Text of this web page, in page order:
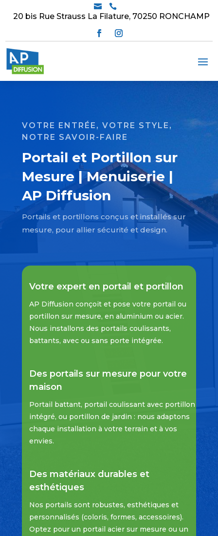
 
20 bis Rue Strauss La Filature, 70250 RONCHAMP
VOTRE ENTRÉE, VOTRE STYLE,
NOTRE SAVOIR-FAIRE
Portail et Portillon sur
Mesure | Menuiserie |
AP Diffusion
Portails et portillons conçus et installés sur
mesure, pour allier sécurité et design.
Votre expert en portail et portillon
AP Diffusion conçoit et pose votre portail ou
portillon sur mesure, en aluminium ou acier.
Nous installons des portails coulissants,
battants, avec ou sans porte intégrée.
Des portails sur mesure pour votre
maison
Portail battant, portail coulissant avec portillon
intégré, ou portillon de jardin : nous adaptons
chaque installation à votre terrain et à vos
envies.
Des matériaux durables et
esthétiques
Nos portails sont robustes, esthétiques et
personnalisés (coloris, formes, accessoires).
Optez pour un portail acier sur mesure ou un